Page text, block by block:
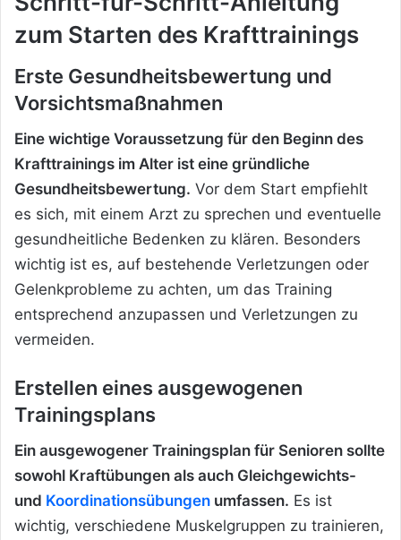
zum Starten des Krafttrainings
Erste Gesundheitsbewertung und
Vorsichtsmaßnahmen
Eine wichtige Voraussetzung für den Beginn des
Krafttrainings im Alter ist eine gründliche
Gesundheitsbewertung. Vor dem Start empfiehlt
es sich, mit einem Arzt zu sprechen und eventuelle
gesundheitliche Bedenken zu klären. Besonders
wichtig ist es, auf bestehende Verletzungen oder
Gelenkprobleme zu achten, um das Training
entsprechend anzupassen und Verletzungen zu
vermeiden.
Erstellen eines ausgewogenen
Trainingsplans
Ein ausgewogener Trainingsplan für Senioren sollte
sowohl Kraftübungen als auch Gleichgewichts-
und Koordinationsübungen umfassen. Es ist
wichtig, verschiedene Muskelgruppen zu trainieren,